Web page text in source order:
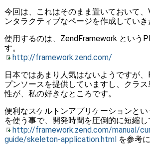
今回は、これはそのまま置いておいて
ンタラクティブなページを作成していき
使用するのは、ZendFramework という
す。
http://framework.zend.com/
日本ではあまり人気はないようですが
プンソースを提供していますし、クラ
性が、私の好きなところです。
便利なスケルトンアプリケーションと
を使う事で、開発時間を圧倒的に短縮し
http://framework.zend.com/manual/
guide/skeleton-application.htmlを参考に